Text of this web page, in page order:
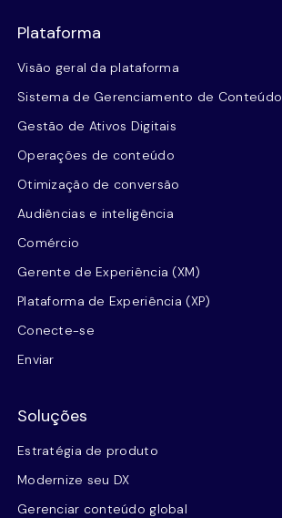
Plataforma
Visão geral da plataforma
Sistema de Gerenciamento de Conteúdo
Gestão de Ativos Digitais
Operações de conteúdo
Otimização de conversão
Audiências e inteligência
Comércio
Gerente de Experiência (XM)
Plataforma de Experiência (XP)
Conecte-se
Enviar
Soluções
Estratégia de produto
Modernize seu DX
Gerenciar conteúdo global